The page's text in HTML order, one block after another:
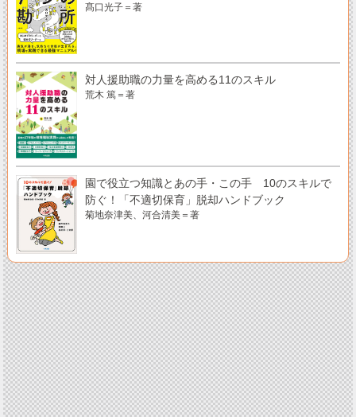
髙口光子＝著
対人援助職の力量を高める11のスキル
荒木 篤＝著
園で役立つ知識とあの手・この手 10のスキルで
防ぐ！「不適切保育」脱却ハンドブック
菊地奈津美、河合清美＝著